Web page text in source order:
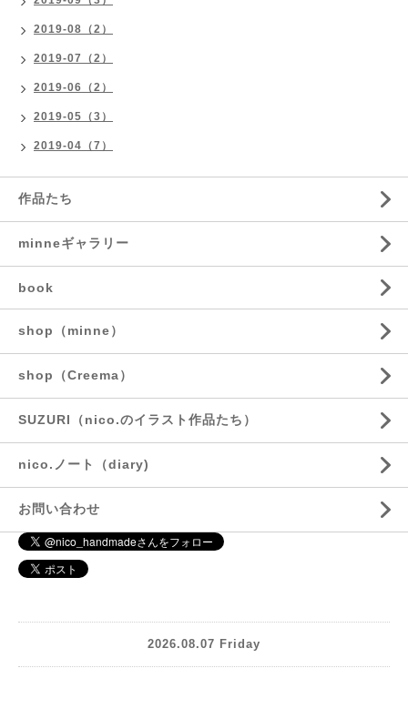
2019-08（2）
2019-07（2）
2019-06（2）
2019-05（3）
2019-04（7）
作品たち
minneギャラリー
book
shop（minne）
shop（Creema）
SUZURI（nico.のイラスト作品たち）
nico.ノート（diary)
お問い合わせ
2026.08.07 Friday